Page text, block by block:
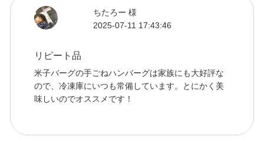
ちたろー 様
2025-07-11 17:43:46
リピート品
米子バーグの手ごねハンバーグは家族にも大好評な
ので、冷凍庫にいつも常備しています。とにかく美
味しいのでオススメです！